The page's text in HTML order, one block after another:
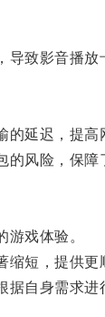
致影音播放
延迟，提高
风险，保障
戏体验。
短，提供更
自身需求进